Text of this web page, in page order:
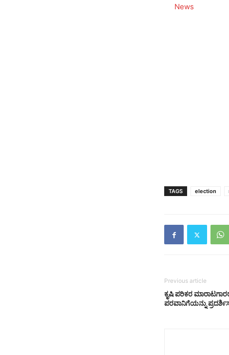
In relation to
News
TAGS election
Previous article
ಕೃಷಿ ಪರಿಕರ
ಪರವಾನಿಗೆಯನ್ನು